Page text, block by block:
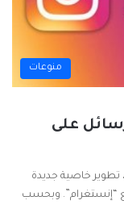
منوعات
على
تطوير خاصية جديدة
“إنستغرام”. وبحسب